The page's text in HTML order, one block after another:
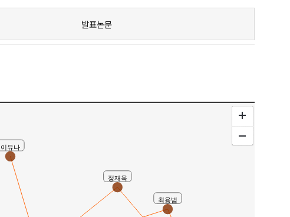
발표논문
이유나
정재욱
최용범